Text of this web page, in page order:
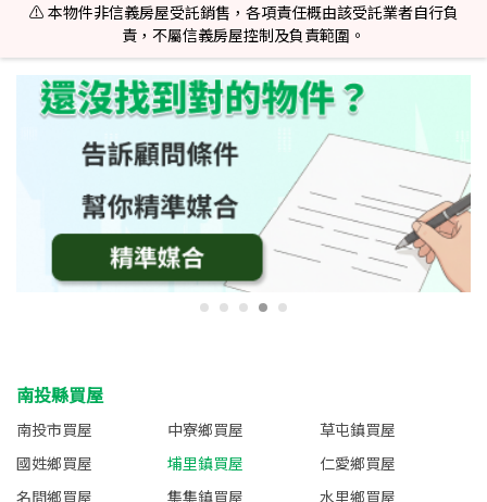
⚠️ 本物件非信義房屋受託銷售，各項責任概由該受託業者自行負
責，不屬信義房屋控制及負責範圍。
南投縣買屋
南投市買屋 中寮鄉買屋
草屯鎮買屋
國姓鄉買屋
埔里鎮買屋
仁愛鄉買屋
名間鄉買屋
集集鎮買屋
水里鄉買屋